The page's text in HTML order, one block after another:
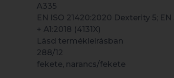
A335
EN ISO 21420:2020 Dexterity 5; EN
+ A1:2018 (4131X)
Lásd termékleírásban
288/12
fekete, narancs/fekete